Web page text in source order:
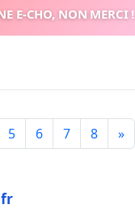
E-CHO, NON MERCI !
5 6 7 8 »